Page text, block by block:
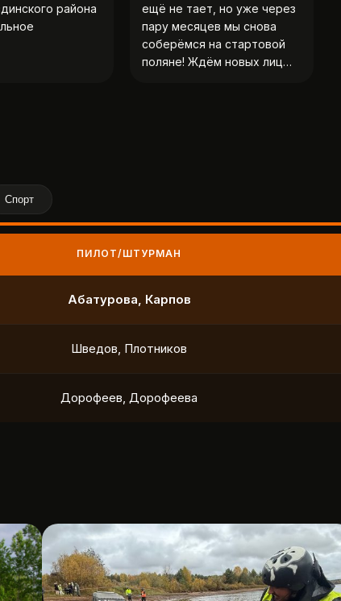
района
ещё не тает, но уже через
пару месяцев мы снова
соберёмся на стартовой
поляне! Ждём новых лиц…
Спорт
ПИЛОТ/ШТУРМАН
Маслов, Ходько
Чистяков, Петухов
Охотников, Фердман